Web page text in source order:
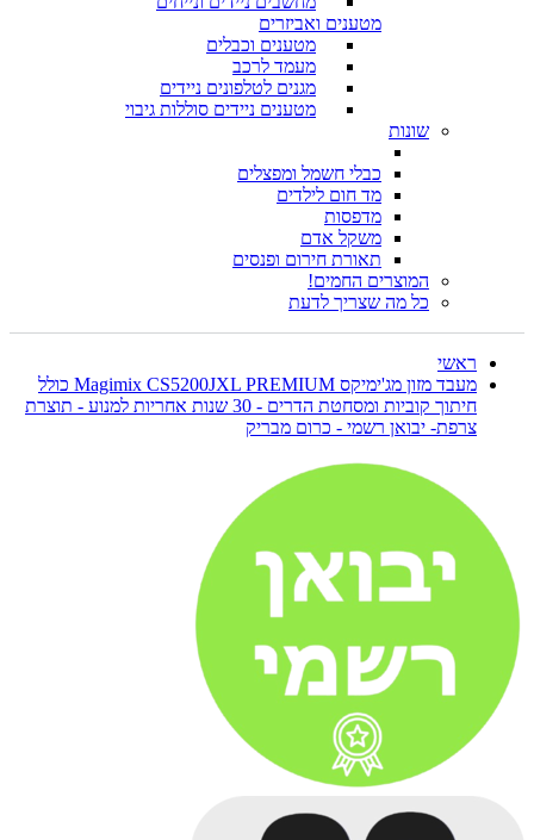
מטענים ואביזרים
מטענים וכבלים
מעמד לרכב
מגנים לטלפונים ניידים
מטענים ניידים סוללות גיבוי
שונות
כבלי חשמל ומפצלים
מד חום לילדים
מדפסות
משקל אדם
תאורת חירום ופנסים
המוצרים החמים!
כל מה שצריך לדעת
ראשי
מעבד מזון מג'ימיקס Magimix CS5200JXL PREMIUM כולל
חיתוך קוביות ומסחטת הדרים - 30 שנות אחריות למנוע - תוצרת
צרפת- יבואן רשמי - כרום מבריק